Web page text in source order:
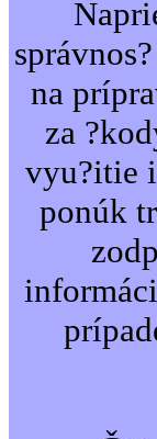
na
za
vyu?itie
ponúk